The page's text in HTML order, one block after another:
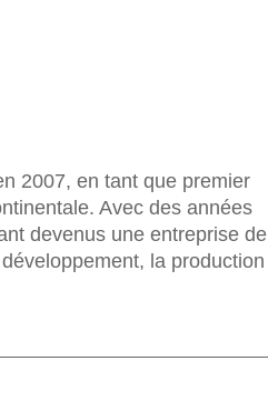
2007, en tant que premier
Avec des années
devenus une entreprise de
la production